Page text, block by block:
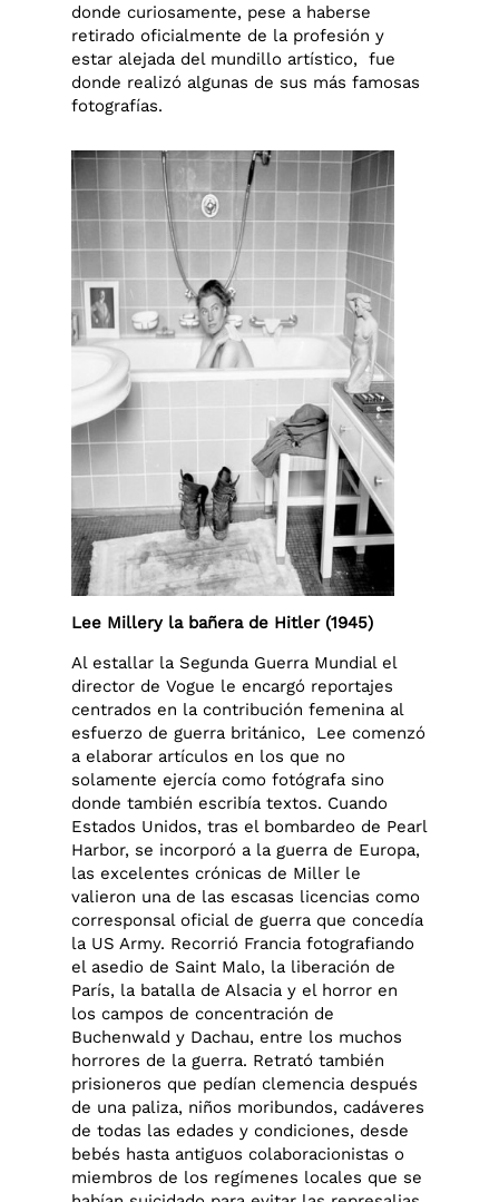
donde curiosamente, pese a haberse
retirado oficialmente de la profesión y
estar alejada del mundillo artístico, fue
donde realizó algunas de sus más famosas
fotografías.
Lee Millery la bañera de Hitler (1945)
Al estallar la Segunda Guerra Mundial el
director de Vogue le encargó reportajes
centrados en la contribución femenina al
esfuerzo de guerra británico, Lee comenzó
a elaborar artículos en los que no
solamente ejercía como fotógrafa sino
donde también escribía textos. Cuando
Estados Unidos, tras el bombardeo de Pearl
Harbor, se incorporó a la guerra de Europa,
las excelentes crónicas de Miller le
valieron una de las escasas licencias como
corresponsal oficial de guerra que concedía
la US Army. Recorrió Francia fotografiando
el asedio de Saint Malo, la liberación de
París, la batalla de Alsacia y el horror en
los campos de concentración de
Buchenwald y Dachau, entre los muchos
horrores de la guerra. Retrató también
prisioneros que pedían clemencia después
de una paliza, niños moribundos, cadáveres
de todas las edades y condiciones, desde
bebés hasta antiguos colaboracionistas o
miembros de los regímenes locales que se